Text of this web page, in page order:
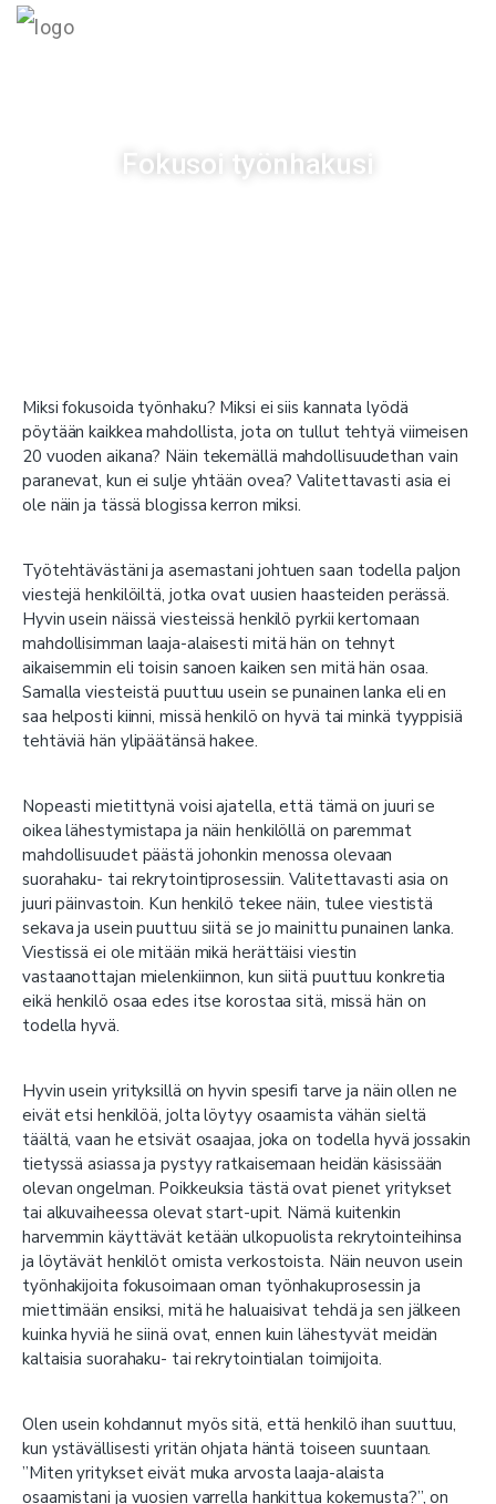
Fokusoi työnhakusi
Miksi fokusoida työnhaku? Miksi ei siis kannata lyödä
pöytään kaikkea mahdollista, jota on tullut tehtyä viimeisen
20 vuoden aikana? Näin tekemällä mahdollisuudethan vain
paranevat, kun ei sulje yhtään ovea? Valitettavasti asia ei
ole näin ja tässä blogissa kerron miksi.
Työtehtävästäni ja asemastani johtuen saan todella paljon
viestejä henkilöiltä, jotka ovat uusien haasteiden perässä.
Hyvin usein näissä viesteissä henkilö pyrkii kertomaan
mahdollisimman laaja-alaisesti mitä hän on tehnyt
aikaisemmin eli toisin sanoen kaiken sen mitä hän osaa.
Samalla viesteistä puuttuu usein se punainen lanka eli en
saa helposti kiinni, missä henkilö on hyvä tai minkä tyyppisiä
tehtäviä hän ylipäätänsä hakee.
Nopeasti mietittynä voisi ajatella, että tämä on juuri se
oikea lähestymistapa ja näin henkilöllä on paremmat
mahdollisuudet päästä johonkin menossa olevaan
suorahaku- tai rekrytointiprosessiin. Valitettavasti asia on
juuri päinvastoin. Kun henkilö tekee näin, tulee viestistä
sekava ja usein puuttuu siitä se jo mainittu punainen lanka.
Viestissä ei ole mitään mikä herättäisi viestin
vastaanottajan mielenkiinnon, kun siitä puuttuu konkretia
eikä henkilö osaa edes itse korostaa sitä, missä hän on
todella hyvä.
Hyvin usein yrityksillä on hyvin spesifi tarve ja näin ollen ne
eivät etsi henkilöä, jolta löytyy osaamista vähän sieltä
täältä, vaan he etsivät osaajaa, joka on todella hyvä jossakin
tietyssä asiassa ja pystyy ratkaisemaan heidän käsissään
olevan ongelman. Poikkeuksia tästä ovat pienet yritykset
tai alkuvaiheessa olevat start-upit. Nämä kuitenkin
harvemmin käyttävät ketään ulkopuolista rekrytointeihinsa
ja löytävät henkilöt omista verkostoista. Näin neuvon usein
työnhakijoita fokusoimaan oman työnhakuprosessin ja
miettimään ensiksi, mitä he haluaisivat tehdä ja sen jälkeen
kuinka hyviä he siinä ovat, ennen kuin lähestyvät meidän
kaltaisia suorahaku- tai rekrytointialan toimijoita.
Olen usein kohdannut myös sitä, että henkilö ihan suuttuu,
kun ystävällisesti yritän ohjata häntä toiseen suuntaan.
”Miten yritykset eivät muka arvosta laaja-alaista
osaamistani ja vuosien varrella hankittua kokemusta?”, on